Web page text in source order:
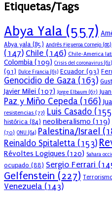
Etiquetas/Tags
Abya Yala (557)
Abya yala (85) Andrés Figueroa Cornejo (68)
(147) Chile (146) Chile-America
Colombia(109) Crisis del coronavirus (62)
(91) Dulce Francia (63) Ecuador (93)
Genocidio de Gaza (163)
Javier Milei (107) Jorge Elbaum (67)
Paz y Miño Cepeda (166)
resistencias (77) Luis Casado
histórica (84) neoliberalismo (119)
(70) ONU (64) Palestina/Israel
Reinaldo Spitaletta (153)
Révoltes Logiques (120) Sahara
ocupado (88) Sergio Ferrari
Gelfenstein (227)
Venezuela (143)